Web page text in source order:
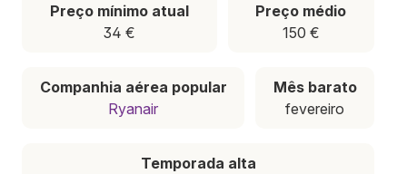
Preço mínimo atual
34 €
Preço médio
150 €
Companhia aérea popular
Ryanair
Mês barato
fevereiro
Temporada alta